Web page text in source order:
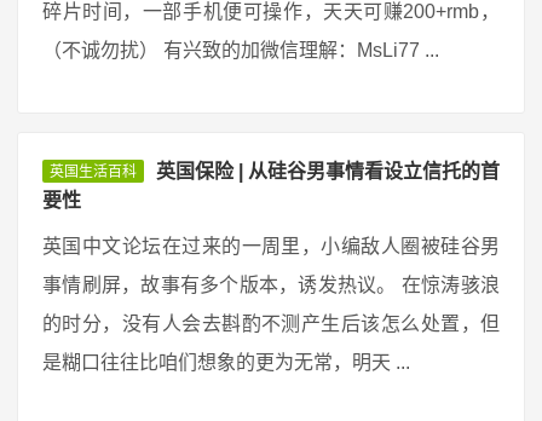
碎片时间，一部手机便可操作，天天可赚200+rmb，
（不诚勿扰） 有兴致的加微信理解：MsLi77 ...
英国生活百科
英国保险 | 从硅谷男事情看设立信托的首
要性
英国中文论坛在过来的一周里，小编敌人圈被硅谷男
事情刷屏，故事有多个版本，诱发热议。 在惊涛骇浪
的时分，没有人会去斟酌不测产生后该怎么处置，但
是糊口往往比咱们想象的更为无常，明天 ...